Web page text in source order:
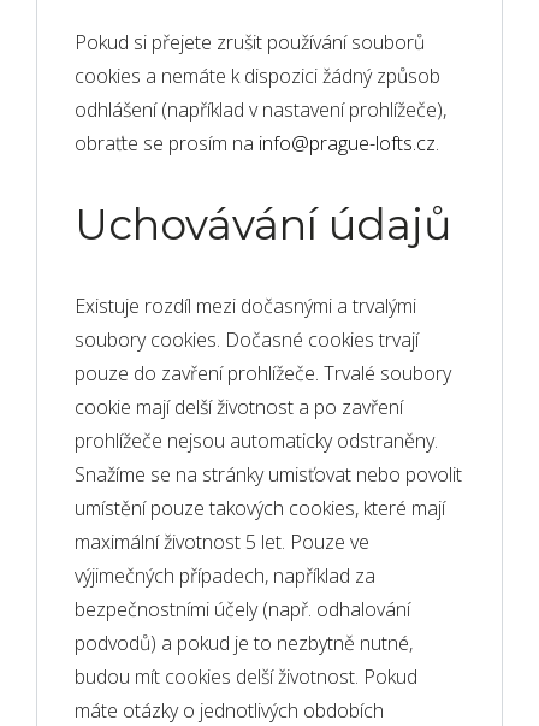
Pokud si přejete zrušit používání souborů
cookies a nemáte k dispozici žádný způsob
odhlášení (například v nastavení prohlížeče),
obraťte se prosím na info@prague-lofts.cz.
Uchovávání údajů
Existuje rozdíl mezi dočasnými a trvalými
soubory cookies. Dočasné cookies trvají
pouze do zavření prohlížeče. Trvalé soubory
cookie mají delší životnost a po zavření
prohlížeče nejsou automaticky odstraněny.
Snažíme se na stránky umisťovat nebo povolit
umístění pouze takových cookies, které mají
maximální životnost 5 let. Pouze ve
výjimečných případech, například za
bezpečnostními účely (např. odhalování
podvodů) a pokud je to nezbytně nutné,
budou mít cookies delší životnost. Pokud
máte otázky o jednotlivých obdobích